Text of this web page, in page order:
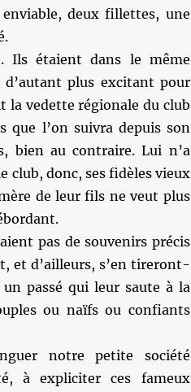
deux fillettes, une
Ils étaient dans le même
d’autant plus excitant pour
la vedette régionale du club
que l’on suivra depuis son
bien au contraire. Lui n’a
club, donc, ses fidèles vieux
de leur fils ne veut plus
pas de souvenirs précis
et d’ailleurs, s’en tireront-
passé qui leur saute à la
ou naïfs ou confiants
notre petite société
à expliciter ces fameux